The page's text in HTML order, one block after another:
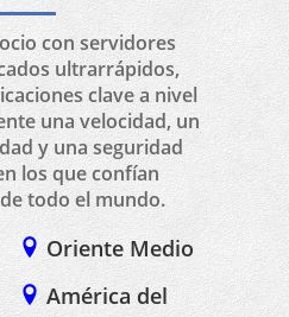
con servidores
ultrarrápidos,
clave a nivel
una velocidad, un
y una seguridad
los que confían
todo el mundo.
Oriente Medio
América del